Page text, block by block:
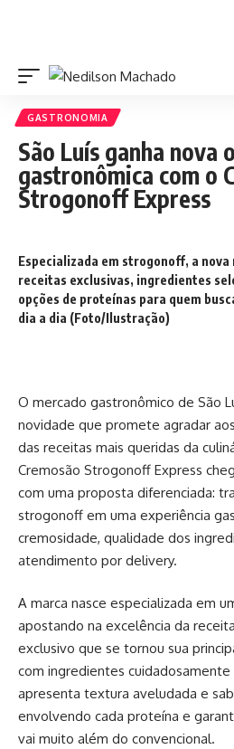
GASTRONOMIA
São Luís ganha nova
gastronômica com o
Strogonoff Express
Especializada em strogonoff, a
receitas exclusivas, ingredientes
opções de proteínas para quem
dia a dia (Foto/Ilustração)
O mercado gastronômico de São
novidade que promete agradar
das receitas mais queridas da
Cremosão Strogonoff Express
com uma proposta diferenciada:
strogonoff em uma experiência
cremosidade, qualidade dos
atendimento por delivery.
A marca nasce especializada em
apostando na excelência da
exclusivo que se tornou sua
com ingredientes
apresenta textura aveludada e
envolvendo cada proteína e
vai muito além do convencional.